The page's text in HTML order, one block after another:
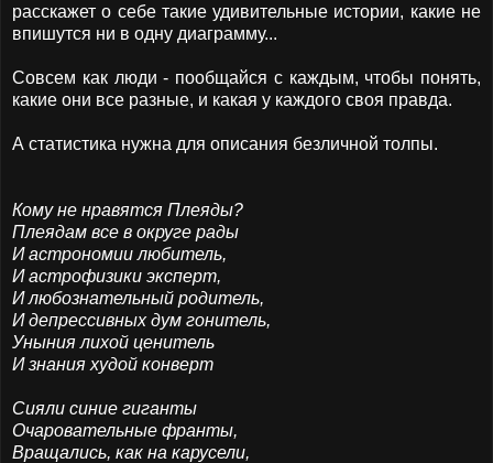
расскажет о себе такие удивительные истории, какие не
впишутся ни в одну диаграмму...
Совсем как люди - пообщайся с каждым, чтобы понять,
какие они все разные, и какая у каждого своя правда.
А статистика нужна для описания безличной толпы.
Кому не нравятся Плеяды?
Плеядам все в округе рады
И астрономии любитель,
И астрофизики эксперт,
И любознательный родитель,
И депрессивных дум гонитель,
Уныния лихой ценитель
И знания худой конверт
Сияли синие гиганты
Очаровательные франты,
Вращались, как на карусели,